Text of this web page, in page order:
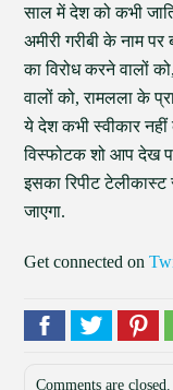
साल में देश को कभी
अमीरी गरीबी के नाम
का विरोध करने वालों
वालों को, रामलला के
ये देश कभी स्वीकार
विस्फोटक शो आप देख
इसका रिपीट
जाएगा.
Get connected on
Comments are closed.